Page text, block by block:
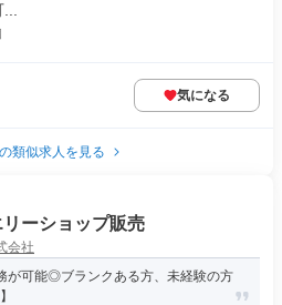
気になる
類似求人を見る
ーショップ販売
会社
が可能◎ブランクある方、未経験の方